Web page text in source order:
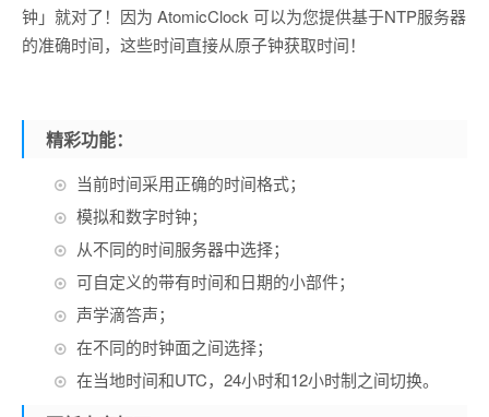
钟」就对了！因为 AtomicClock 可以为您提供基于NTP服务器
的准确时间，这些时间直接从原子钟获取时间！
精彩功能：
当前时间采用正确的时间格式；
模拟和数字时钟；
从不同的时间服务器中选择；
可自定义的带有时间和日期的小部件；
声学滴答声；
在不同的时钟面之间选择；
在当地时间和UTC，24小时和12小时制之间切换。